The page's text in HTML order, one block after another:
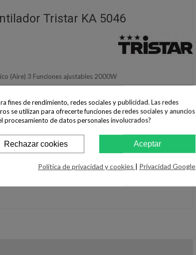
Tristar KA 5046
(Aire) 3 Funciones ajustables 2000W
AL CARRITO Disponible
Tweet
fines de rendimiento, redes sociales y publicidad. Las redes
se utilizan para ofrecerte funciones de redes sociales y anuncios
procesamiento de datos personales involucrados?
Aceptar
Rechazar cookies
Política de privacidad y cookies | Privacidad Google